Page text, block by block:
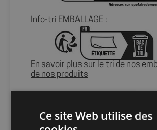
Info-tri EMBALLAGE :
En savoir plus sur le tri de nos
de nos produits
Ce site Web utilise des